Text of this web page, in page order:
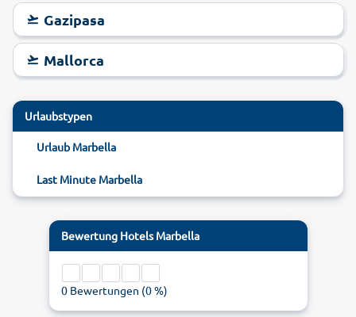
Gazipasa
Mallorca
Urlaubstypen
Urlaub Marbella
Last Minute Marbella
Bewertung Hotels Marbella
0Bewertungen (0%)